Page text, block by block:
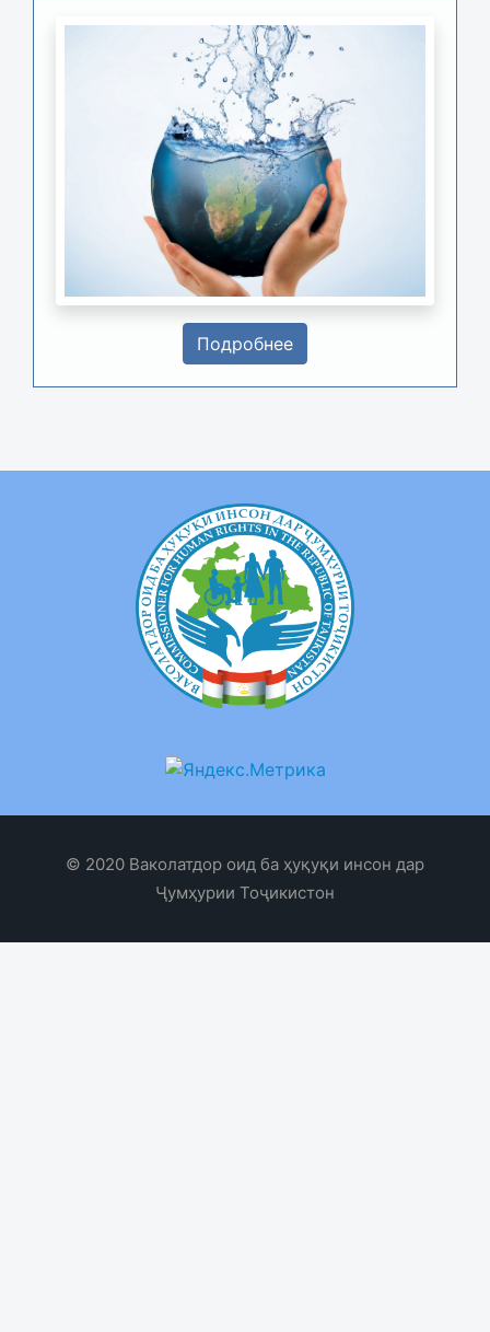
Подробнее
© 2020 Ваколатдор оид ба ҳуқуқи инсон дар
Ҷумҳурии Тоҷикистон